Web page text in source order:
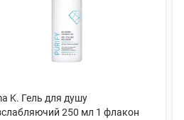
K. Гель для душу
250 мл 1 флакон